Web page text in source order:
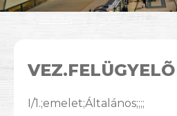
VEZ.FELÜGYELÕ
I/1.;emelet;Általános;;;;